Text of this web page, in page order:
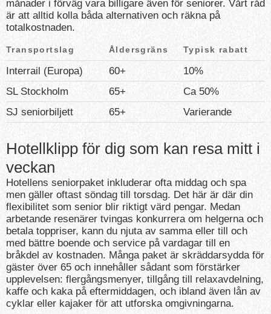
månader i förväg vara billigare även för seniorer. Vårt råd
är att alltid kolla båda alternativen och räkna på
totalkostnaden.
Transportslag Åldersgräns Typisk rabatt
Interrail (Europa) 60+
10%
SL Stockholm
65+
Ca 50%
SJ seniorbiljett
65+ Varierande
Hotellklipp för dig som kan resa mitt i
veckan
Hotellens seniorpaket inkluderar ofta middag och spa
men gäller oftast söndag till torsdag. Det här är där din
flexibilitet som senior blir riktigt värd pengar. Medan
arbetande resenärer tvingas konkurrera om helgerna och
betala toppriser, kann du njuta av samma eller till och
med bättre boende och service på vardagar till en
bråkdel av kostnaden. Många paket är skräddarsydda för
gäster över 65 och innehåller sådant som förstärker
upplevelsen: flergångsmenyer, tillgång till relaxavdelning,
kaffe och kaka på eftermiddagen, och ibland även lån av
cyklar eller kajaker för att utforska omgivningarna.